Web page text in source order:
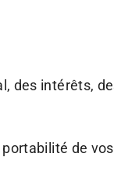
des intérêts,
de